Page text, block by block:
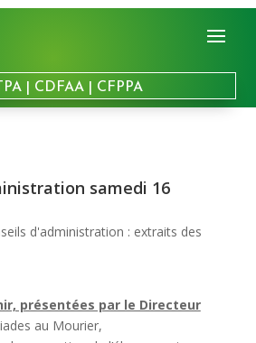
| CDFAA| CFPPA
samedi 16
d'administration : extraits des
présentées par le Directeur
au Mourier,